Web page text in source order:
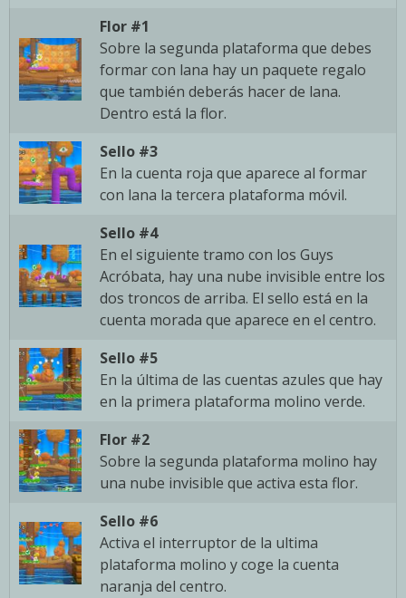
Flor #1
Sobre la segunda plataforma que debes
formar con lana hay un paquete regalo
que también deberás hacer de lana.
Dentro está la flor.
Sello #3
En la cuenta roja que aparece al formar
con lana la tercera plataforma móvil.
Sello #4
En el siguiente tramo con los Guys
Acróbata, hay una nube invisible entre los
dos troncos de arriba. El sello está en la
cuenta morada que aparece en el centro.
Sello #5
En la última de las cuentas azules que hay
en la primera plataforma molino verde.
Flor #2
Sobre la segunda plataforma molino hay
una nube invisible que activa esta flor.
Sello #6
Activa el interruptor de la ultima
plataforma molino y coge la cuenta
naranja del centro.